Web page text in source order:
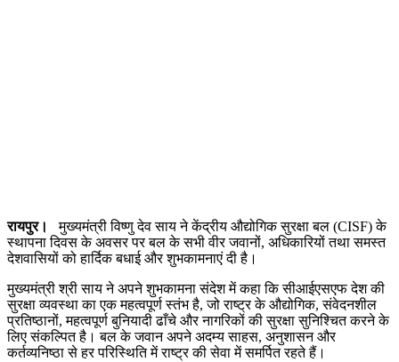
रायपुर।
मुख्यमंत्री विष्णु देव साय ने केंद्रीय औद्योगिक सुरक्षा बल (CISF) के
स्थापना दिवस के अवसर पर बल के सभी वीर जवानों, अधिकारियों तथा समस्त
देशवासियों को हार्दिक बधाई और शुभकामनाएं दी है।
मुख्यमंत्री श्री साय ने अपने शुभकामना संदेश में कहा कि सीआईएसएफ देश की
सुरक्षा व्यवस्था का एक महत्वपूर्ण स्तंभ है, जो राष्ट्र के औद्योगिक, संवेदनशील
प्रतिष्ठानों, महत्वपूर्ण बुनियादी ढाँचे और नागरिकों की सुरक्षा सुनिश्चित करने के
लिए संकल्पित है। बल के जवान अपने अदम्य साहस, अनुशासन और
कर्तव्यनिष्ठा से हर परिस्थिति में राष्ट्र की सेवा में समर्पित रहते हैं।